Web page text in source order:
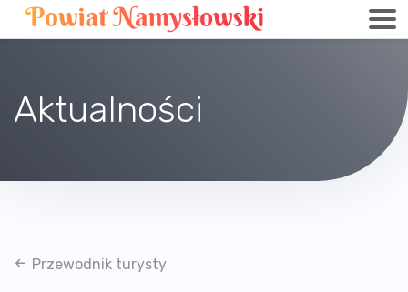
Aktualności
Przewodnik turysty